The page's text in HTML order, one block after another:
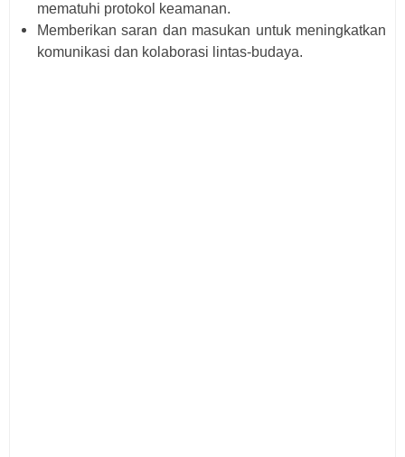
mematuhi protokol keamanan.
Memberikan saran dan masukan untuk meningkatkan
komunikasi dan kolaborasi lintas-budaya.